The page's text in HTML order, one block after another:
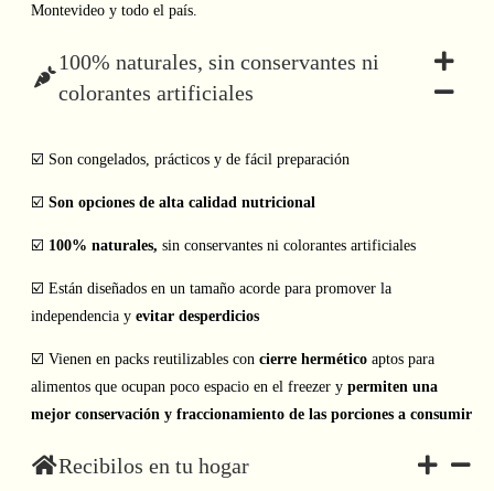
Montevideo y todo el país.
100% naturales, sin conservantes ni
colorantes artificiales
☑️ Son congelados, prácticos y de fácil preparación
☑️ Son opciones de alta calidad nutricional
☑️ 100% naturales, sin conservantes ni colorantes artificiales
☑️ Están diseñados en un tamaño acorde para promover la
independencia y evitar desperdicios
☑️ Vienen en packs reutilizables con cierre hermético aptos para
alimentos que ocupan poco espacio en el freezer y permiten una
mejor conservación y fraccionamiento de las porciones a consumir
Recibilos en tu hogar